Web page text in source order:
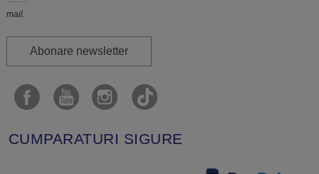
mail.
Abonare newsletter
CUMPARATURI SIGURE